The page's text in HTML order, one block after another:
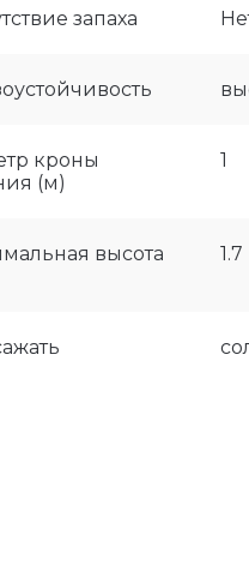
запаха
кроны
(м)
1
высота
1.7